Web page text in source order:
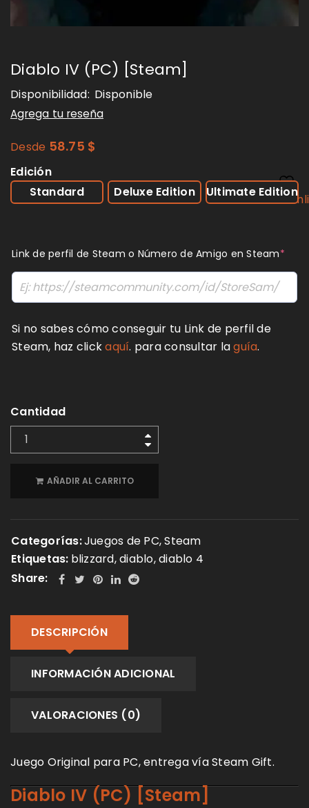
Diablo IV (PC) [Steam]
Disponibilidad: Disponible
Agrega tu reseña
Desde 58.75 $
Edición
Standard
Deluxe Edition Ultimate Edition
Link de perfil de Steam o Número de Amigo en Steam*
Si no sabes cómo conseguir tu Link de perfil de
Steam, haz clickaquí. para consultar laguía.
Cantidad
AÑADIR AL CARRITO
Categorías:Juegos de PC,Steam
Etiquetas: blizzard,diablo,diablo 4
Share:
DESCRIPCIÓN
INFORMACIÓN ADICIONAL
VALORACIONES (0)
Juego Original para PC, entrega vía Steam Gift.
Diablo IV (PC) [Steam]